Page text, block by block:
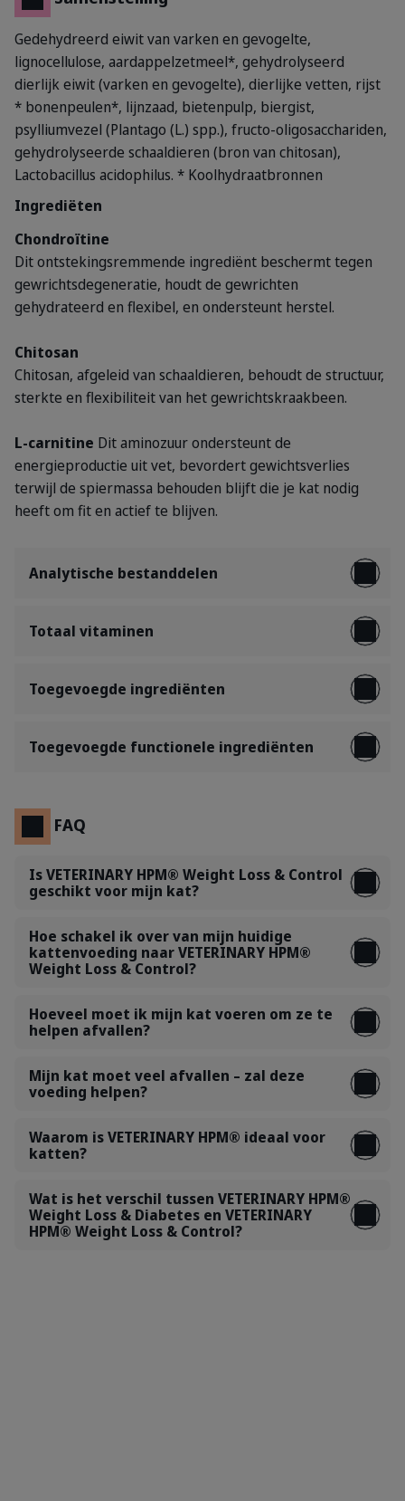
Gedehydreerd eiwit van varken en gevogelte,
lignocellulose, aardappelzetmeel*, gehydrolyseerd
dierlijk eiwit (varken en gevogelte), dierlijke vetten, rijst
* bonenpeulen*, lijnzaad, bietenpulp, biergist,
psylliumvezel (Plantago (L.) spp.), fructo-oligosacchariden,
gehydrolyseerde schaaldieren (bron van chitosan),
Lactobacillus acidophilus. * Koolhydraatbronnen
Ingrediëten
Chondroïtine
Dit ontstekingsremmende ingrediënt beschermt tegen
gewrichtsdegeneratie, houdt de gewrichten
gehydrateerd en flexibel, en ondersteunt herstel.
Chitosan
Chitosan, afgeleid van schaaldieren, behoudt de structuur,
sterkte en flexibiliteit van het gewrichtskraakbeen.
L-carnitine Dit aminozuur ondersteunt de
energieproductie uit vet, bevordert gewichtsverlies
terwijl de spiermassa behouden blijft die je kat nodig
heeft om fit en actief te blijven.
Analytische bestanddelen
Totaal vitaminen
Toegevoegde ingrediënten
Toegevoegde functionele ingrediënten
FAQ
Is VETERINARY HPM® Weight Loss & Control
geschikt voor mijn kat?
Hoe schakel ik over van mijn huidige
kattenvoeding naar VETERINARY HPM®
Weight Loss & Control?
Hoeveel moet ik mijn kat voeren om ze te
helpen afvallen?
Mijn kat moet veel afvallen – zal deze
voeding helpen?
Waarom is VETERINARY HPM® ideaal voor
katten?
Wat is het verschil tussen VETERINARY HPM®
Weight Loss & Diabetes en VETERINARY
HPM® Weight Loss & Control?